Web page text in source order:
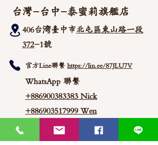
台灣-台中-泰蜜莉旗艦店
406台湾臺中市北屯區東山路一段
372-1號
官方Line聯繫 https://lin.ee/87JLU7V
WhatsApp 聯繫
+886900383383 Nick
+886903517999 Wen
thaimitli5039@icloud.com